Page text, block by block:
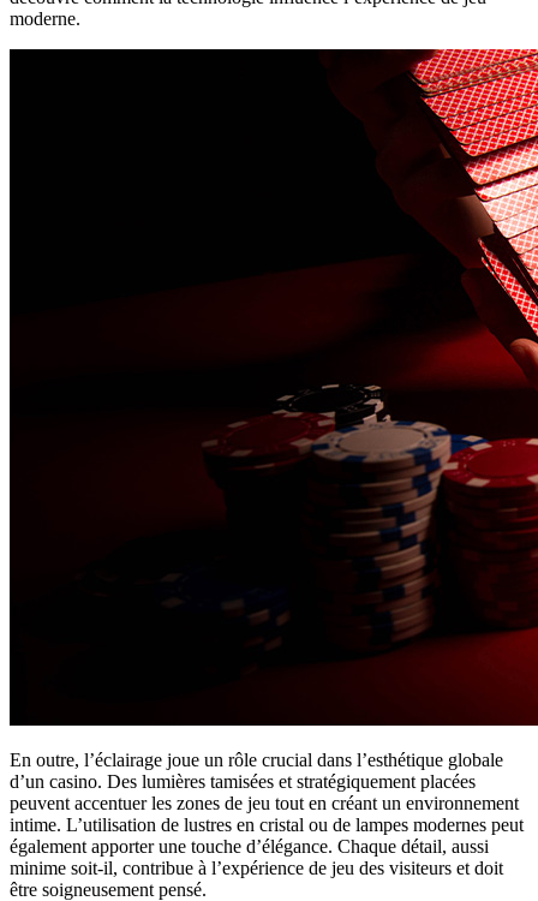
moderne.
En outre, l’éclairage joue un rôle crucial dans l’esthétique globale
d’un casino. Des lumières tamisées et stratégiquement placées
peuvent accentuer les zones de jeu tout en créant un environnement
intime. L’utilisation de lustres en cristal ou de lampes modernes peut
également apporter une touche d’élégance. Chaque détail, aussi
minime soit-il, contribue à l’expérience de jeu des visiteurs et doit
être soigneusement pensé.